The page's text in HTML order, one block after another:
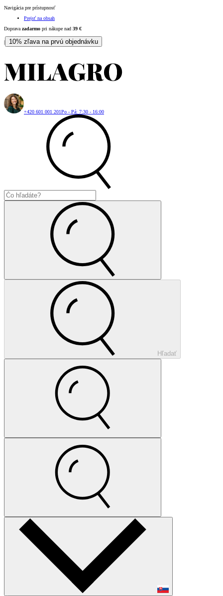
Navigácia pre prístupnosť
Prejsť na obsah
Doprava zadarmo pri nákupe nad 39 €
| 10% zľava na prvú objednávku
+420 601 001 201Po - Pá: 7:30 - 16:00
Hľadať